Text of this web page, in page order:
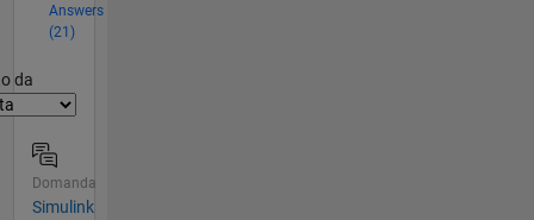
Answers
(21)
da
Domanda
Simulink